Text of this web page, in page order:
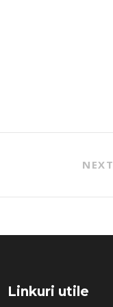
NEXT
Linkuri utile